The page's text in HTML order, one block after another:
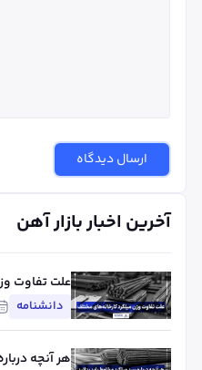
ارسال دیدگاه
آخرین اخبار بازار آهن
علت تفاوت
چیست؟
مؤثر
دانشنامه
هر آنچه